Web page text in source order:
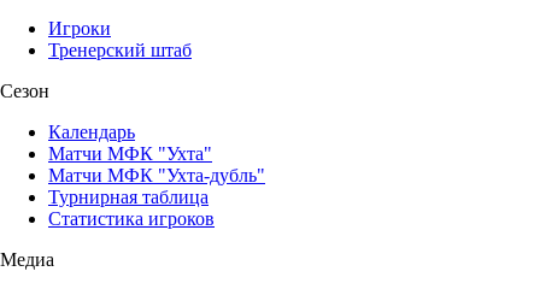
Игроки
Тренерский штаб
Сезон
Календарь
Матчи МФК "Ухта"
Матчи МФК "Ухта-дубль"
Турнирная таблица
Статистика игроков
Медиа